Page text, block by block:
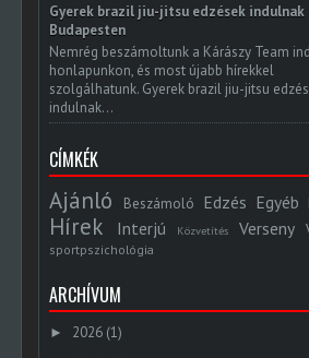
Gyerek brazil jiu-jitsu edzések indulnak
Budapesten
Nemrég beszámoltunk a Kárászy Team
honlapunkon, és most újabb hírekkel
szolgálhatunk. Gyerek brazil jiu-jitsu
indulnak...
CÍMKÉK
Ajánló Beszámoló Edzés Egyéb
Hírek Interjú Közvetítés Verseny
sportpszichológia
ARCHÍVUM
► 2026 (1)